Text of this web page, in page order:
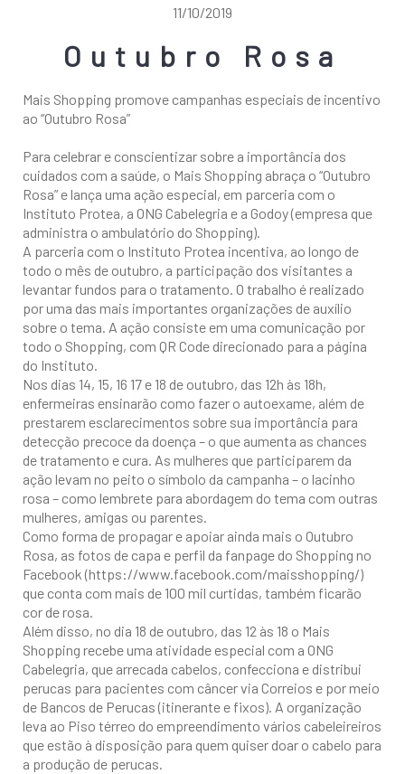
11/10/2019
Outubro Rosa
Mais Shopping promove campanhas especiais de incentivo
ao “Outubro Rosa”
Para celebrar e conscientizar sobre a importância dos
cuidados com a saúde, o Mais Shopping abraça o “Outubro
Rosa” e lança uma ação especial, em parceria com o
Instituto Protea, a ONG Cabelegria e a Godoy (empresa que
administra o ambulatório do Shopping).
A parceria com o Instituto Protea incentiva, ao longo de
todo o mês de outubro, a participação dos visitantes a
levantar fundos para o tratamento. O trabalho é realizado
por uma das mais importantes organizações de auxílio
sobre o tema. A ação consiste em uma comunicação por
todo o Shopping, com QR Code direcionado para a página
do Instituto.
Nos dias 14, 15, 16 17 e 18 de outubro, das 12h às 18h,
enfermeiras ensinarão como fazer o autoexame, além de
prestarem esclarecimentos sobre sua importância para
detecção precoce da doença – o que aumenta as chances
de tratamento e cura. As mulheres que participarem da
ação levam no peito o símbolo da campanha – o lacinho
rosa – como lembrete para abordagem do tema com outras
mulheres, amigas ou parentes.
Como forma de propagar e apoiar ainda mais o Outubro
Rosa, as fotos de capa e perfil da fanpage do Shopping no
Facebook (https://www.facebook.com/maisshopping/)
que conta com mais de 100 mil curtidas, também ficarão
cor de rosa.
Além disso, no dia 18 de outubro, das 12 às 18 o Mais
Shopping recebe uma atividade especial com a ONG
Cabelegria, que arrecada cabelos, confecciona e distribui
perucas para pacientes com câncer via Correios e por meio
de Bancos de Perucas (itinerante e fixos). A organização
leva ao Piso térreo do empreendimento vários cabeleireiros
que estão à disposição para quem quiser doar o cabelo para
a produção de perucas.